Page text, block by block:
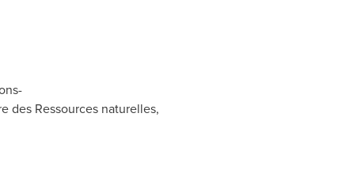
des Ressources naturelles,